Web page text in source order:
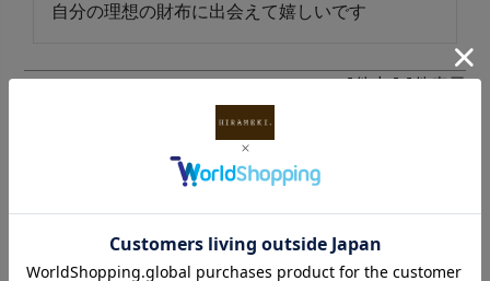
自分の理想の財布に出会えて嬉しいです
1件中 1-1件表示
INFORMATION